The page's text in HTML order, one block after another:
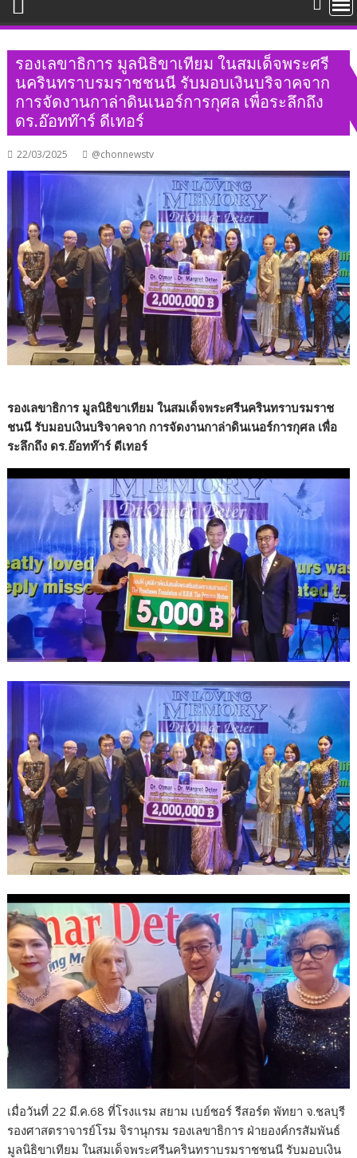
รองเลขาธิการ มูลนิธิขาเทียม ในสมเด็จพระศรี
นครินทราบรมราชชนนี รับมอบเงินบริจาคจาก
การจัดงานกาล่าดินเนอร์การกุศล เพื่อระลึกถึง
ดร.อ๊อทท๊าร์ ดีเทอร์
22/03/2025 @chonnewstv
รองเลขาธิการ มูลนิธิขาเทียม ในสมเด็จพระศรีนครินทราบรมราช
ชนนี รับมอบเงินบริจาคจาก การจัดงานกาล่าดินเนอร์การกุศล เพื่อ
ระลึกถึง ดร.อ๊อทท๊าร์ ดีเทอร์
เมื่อวันที่ 22 มี.ค.68 ที่โรงแรม สยาม เบย์ชอร์ รีสอร์ต พัทยา จ.ชลบุรี
รองศาสตราจารย์โรม จิรานุกรม รองเลขาธิการ ฝ่ายองค์กรสัมพันธ์
มูลนิธิขาเทียม ในสมเด็จพระศรีนครินทราบรมราชชนนี รับมอบเงิน